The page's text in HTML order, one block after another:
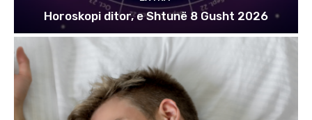
Horoskopi ditor, e Shtunë 8 Gusht 2026